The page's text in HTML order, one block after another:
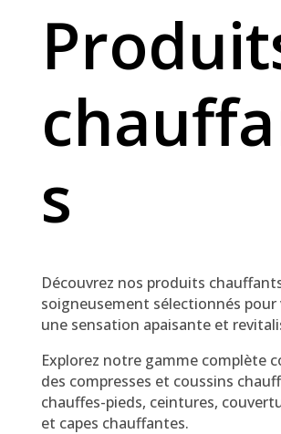
s
Découvrez nos produits
soigneusement sélectionnés
une sensation apaisante et
Explorez notre gamme complète
des compresses et coussins
chauffes-pieds, ceintures,
et capes chauffantes.